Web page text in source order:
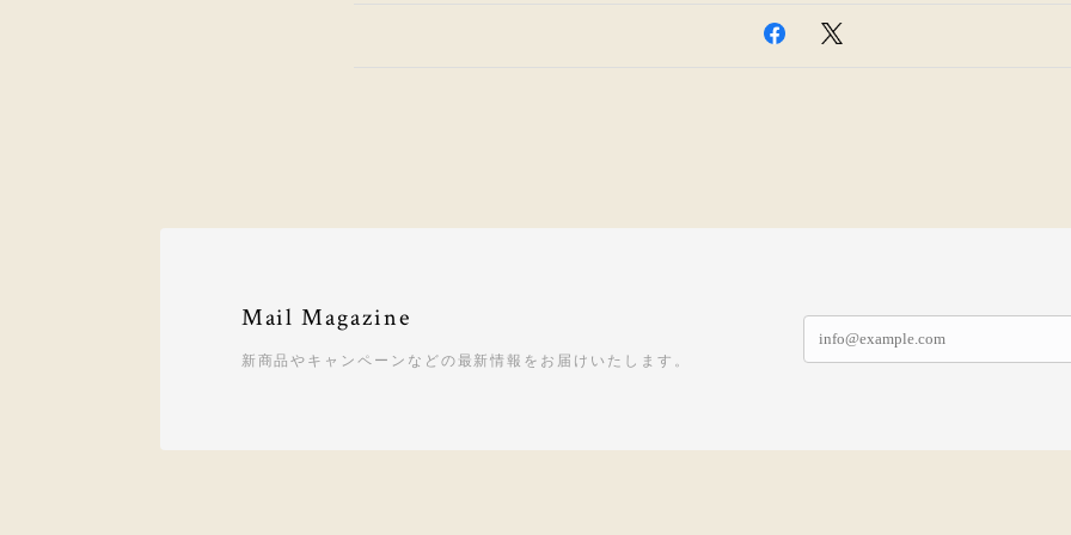
Mail Magazine
新商品やキャンペーンなどの最新情報をお届けいたします。